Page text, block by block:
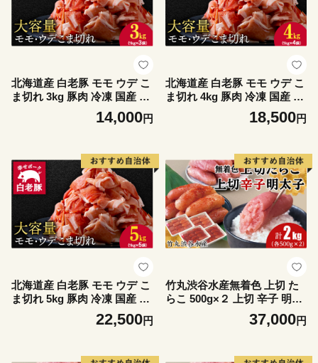
北海道産 白老豚 モモ ウデ こ
ま切れ 3kg 豚肉 冷凍 国産 ス
ライス 切り落とし 小間切れ
14,000円
北海道産 白老豚 モモ ウデ こ
ま切れ 4kg 豚肉 冷凍 国産 ス
ライス 切り落とし 小間切れ
18,500円
北海道産 白老豚 モモ ウデ こ
ま切れ 5kg 豚肉 冷凍 国産 ス
ライス 切り落とし 小間切れ
22,500円
竹丸渋谷水産無着色 上切 た
らこ 500g×２ 上切 辛子 明太
子 500g×２ 計2kg おかず 海
鮮 魚卵 白老 北海道 タラコ
37,000円